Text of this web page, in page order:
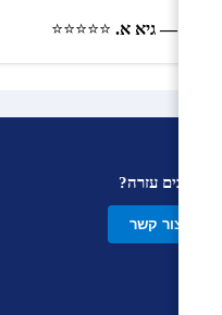
— גיא א. ⭐⭐⭐⭐⭐
צריכים עזרה?
צור קשר